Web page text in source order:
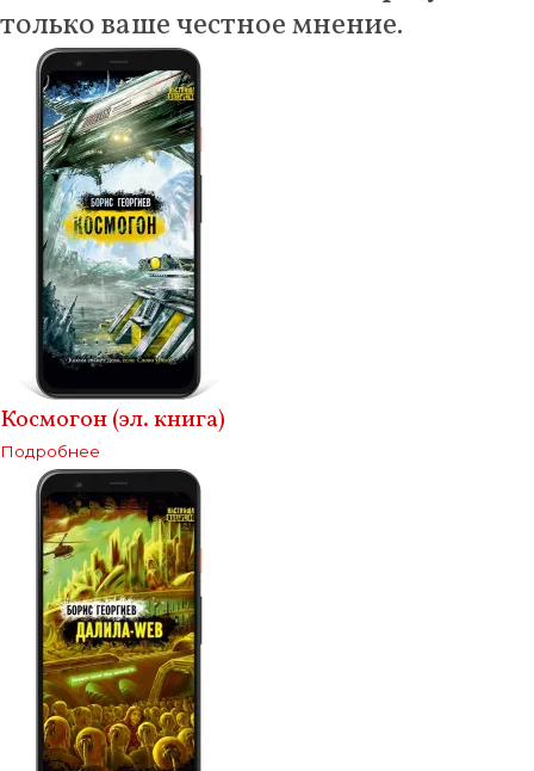
только ваше честное мнение.
Космогон (эл. книга)
Подробнее